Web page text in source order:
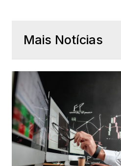
Mais Notícias